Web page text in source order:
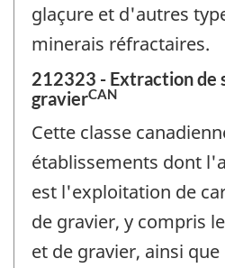
glaçure et d'autres
minerais réfractaires.
212323 - Extraction de
gravierCAN
Cette classe
établissements dont
est l'exploitation de
de gravier, y compris
et de gravier, ainsi que